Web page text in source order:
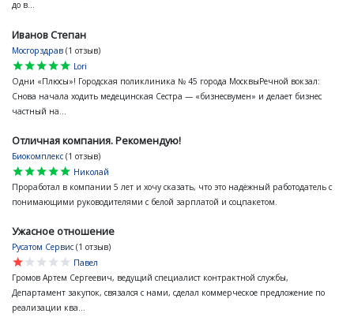
до в...
Иванов Степан
Мосгорздрав (1 отзыв)
star
star
star
star
star
Lori
Одни «Плюсы»! Городская поликлиника № 45 города МосквыРечной вокзал:
Снова начала ходить медецинская Сестра — «бизнесвумен» и делает бизнес
частный на...
Отличная компания. Рекомендую!
Биокомплекс (1 отзыв)
star
star
star
star
star
Николай
Проработал в компании 5 лет и хочу сказать, что это надёжный работодатель с
понимающими руководителями с белой зарплатой и соцпакетом.
Ужасное отношение
Русатом Сервис (1 отзыв)
star
star
star
star
star
Павел
Громов Артем Сергеевич, ведущий специалист контрактной службы,
Департамент закупок, связался с нами, сделал коммерческое предложение по
реализации ква...